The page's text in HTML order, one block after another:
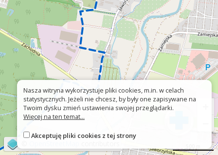
Nasza witryna wykorzystuje pliki cookies, m.in. w celach
statystycznych. Jeżeli nie chcesz, by były one zapisywane na
Twoim dysku zmień ustawienia swojej przeglądarki.
Więcej na ten temat...
Akceptuję pliki cookies z tej strony